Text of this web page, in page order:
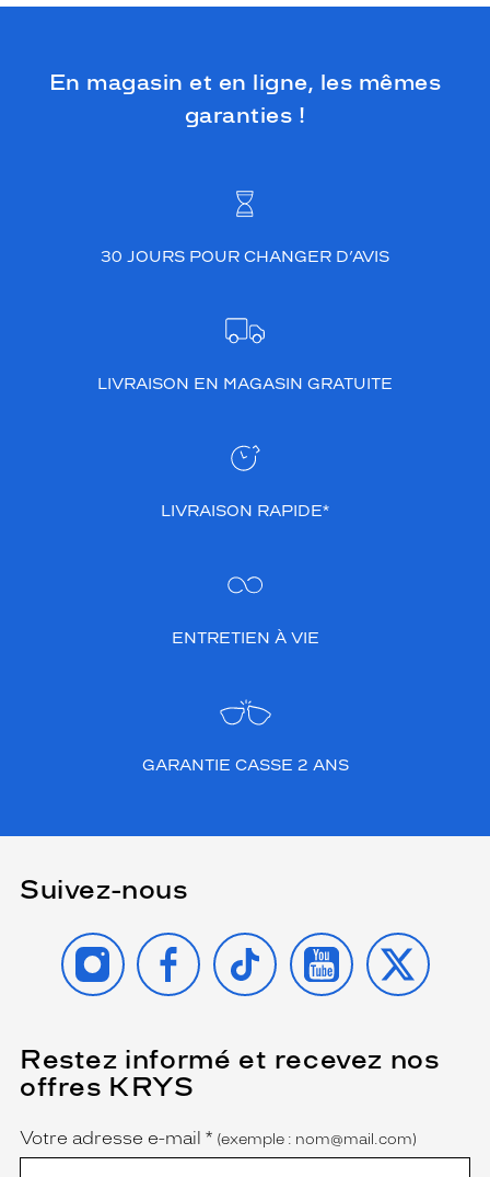
En magasin et en ligne, les mêmes
garanties !
30 JOURS POUR CHANGER D’AVIS
LIVRAISON EN MAGASIN GRATUITE
LIVRAISON RAPIDE*
ENTRETIEN À VIE
GARANTIE CASSE 2 ANS
Suivez-nous
INSTAGRAMFACEBOOK
TIKTOK YOUTUBE
X
Restez informé et recevez nos
offres KRYS
Name
Votre adresse e-mail *
(Ce
champ
est
obligatoire)
(exemple : nom@mail.com)